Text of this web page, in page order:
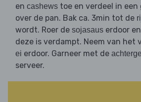
en cashews toe en verdeel in
over de pan. Bak ca. 3min tot de
wordt. Roer de sojasaus erdoor
deze is verdampt. Neem van het
ei erdoor. Garneer met de
serveer.